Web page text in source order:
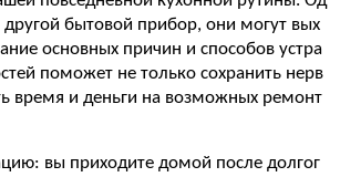
бытовой прибор, они могут вых
основных причин и способов устра
поможет не только сохранить нерв
время и деньги на возможных ремонт
вы приходите домой после долгог